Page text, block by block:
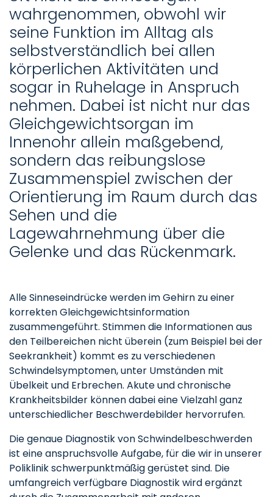
wahrgenommen, obwohl wir
seine Funktion im Alltag als
selbstverständlich bei allen
körperlichen Aktivitäten und
sogar in Ruhelage in Anspruch
nehmen. Dabei ist nicht nur das
Gleichgewichtsorgan im
Innenohr allein maßgebend,
sondern das reibungslose
Zusammenspiel zwischen der
Orientierung im Raum durch das
Sehen und die
Lagewahrnehmung über die
Gelenke und das Rückenmark.
Alle Sinneseindrücke werden im Gehirn zu einer
korrekten Gleichgewichtsinformation
zusammengeführt. Stimmen die Informationen aus
den Teilbereichen nicht überein (zum Beispiel bei der
Seekrankheit) kommt es zu verschiedenen
Schwindelsymptomen, unter Umständen mit
Übelkeit und Erbrechen. Akute und chronische
Krankheitsbilder können dabei eine Vielzahl ganz
unterschiedlicher Beschwerdebilder hervorrufen.
Die genaue Diagnostik von Schwindelbeschwerden
ist eine anspruchsvolle Aufgabe, für die wir in unserer
Poliklinik schwerpunktmäßig gerüstet sind. Die
umfangreich verfügbare Diagnostik wird ergänzt